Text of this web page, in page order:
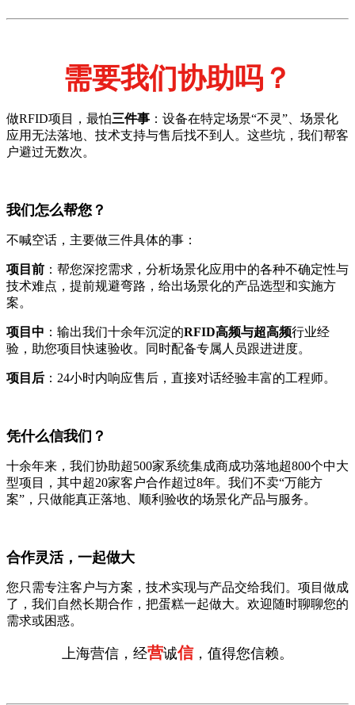
需要我们协助吗？
做RFID项目，最怕三件事 ：设备在特定场景“不灵”、场景化
应用无法落地、技术支持与售后找不到人。这些坑，我们帮客
户避过无数次。
我们怎么帮您？
不喊空话，主要做三件具体的事：
项目前 ：帮您深挖需求，分析场景化应用中的各种不确定性与
技术难点，提前规避弯路，给出场景化的产品选型和实施方
案。
项目中 ：输出我们十余年沉淀的RFID高频与超高频行业经
验，助您项目快速验收。同时配备专属人员跟进进度。
项目后 ：24小时内响应售后，直接对话经验丰富的工程师。
凭什么信我们？
十余年来，我们协助超500家系统集成商成功落地超800个中大
型项目，其中超20家客户合作超过8年。我们不卖“万能方
案”，只做能真正落地、顺利验收的场景化产品与服务。
合作灵活，一起做大
您只需专注客户与方案，技术实现与产品交给我们。项目做成
了，我们自然长期合作，把蛋糕一起做大。欢迎随时聊聊您的
需求或困惑。
上海营信，经营诚信，值得您信赖。